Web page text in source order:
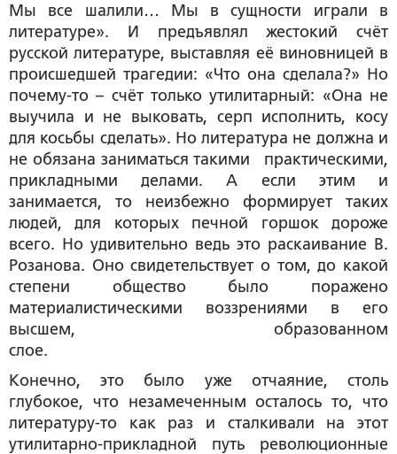
Мы все шалили… Мы в сущности играли в
литературе». И предъявлял жестокий счёт
русской литературе, выставляя её виновницей в
происшедшей трагедии: «Что она сделала?» Но
почему-то – счёт только утилитарный: «Она не
выучила и не выковать, серп исполнить, косу
для косьбы сделать». Но литература не должна и
не обязана заниматься такими практическими,
прикладными делами. А если этим и
занимается, то неизбежно формирует таких
людей, для которых печной горшок дороже
всего. Но удивительно ведь это раскаивание В.
Розанова. Оно свидетельствует о том, до какой
степени общество было поражено
материалистическими воззрениями в его
высшем, образованном
слое.
Конечно, это было уже отчаяние, столь
глубокое, что незамеченным осталось то, что
литературу-то как раз и сталкивали на этот
утилитарно-прикладной путь революционные